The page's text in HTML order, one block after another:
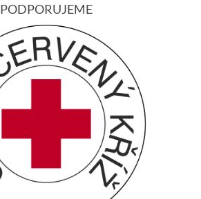
PODPORUJEME